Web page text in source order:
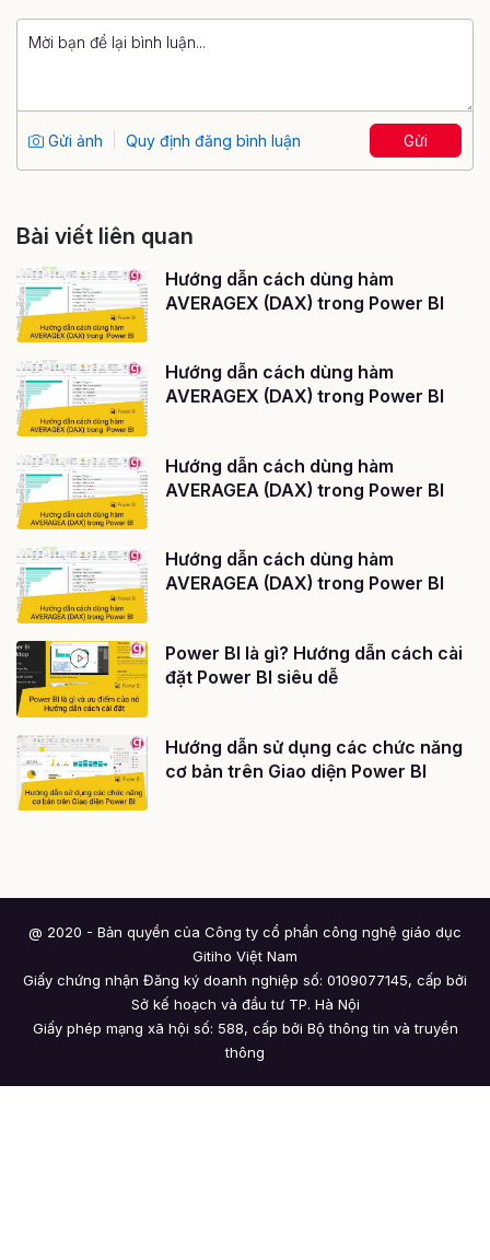
Gửi ảnh Quy định đăng bình luận Gửi
Bài viết liên quan
Hướng dẫn cách dùng hàm
AVERAGEX (DAX) trong Power BI
Hướng dẫn cách dùng hàm
AVERAGEX (DAX) trong Power BI
Hướng dẫn cách dùng hàm
AVERAGEA (DAX) trong Power BI
Hướng dẫn cách dùng hàm
AVERAGEA (DAX) trong Power BI
Power BI là gì? Hướng dẫn cách cài
đặt Power BI siêu dễ
Hướng dẫn sử dụng các chức năng
cơ bản trên Giao diện Power BI
@ 2020 - Bản quyền của Công ty cổ phần công nghệ giáo dục
Gitiho Việt Nam
Giấy chứng nhận Đăng ký doanh nghiệp số: 0109077145, cấp bởi
Sở kế hoạch và đầu tư TP. Hà Nội
Giấy phép mạng xã hội số: 588, cấp bởi Bộ thông tin và truyền
thông